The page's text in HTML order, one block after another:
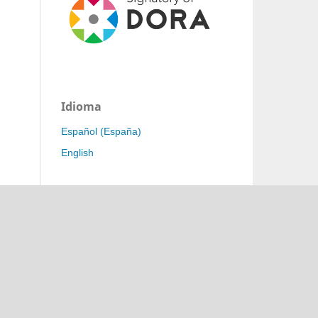
Idioma
Español (España)
English